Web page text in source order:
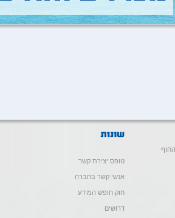
טופס יצירת קשר
אנשי קשר בחברה
חוק חופש המידע
דרושים